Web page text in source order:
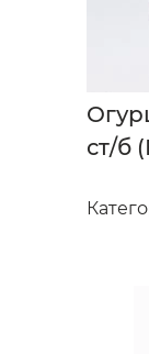
ст/б